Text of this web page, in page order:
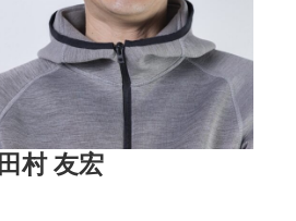
田村 友宏